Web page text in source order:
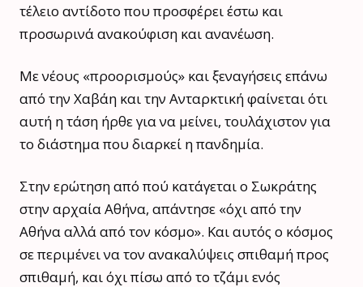
τέλειο αντίδοτο που προσφέρει έστω και
προσωρινά ανακούφιση και ανανέωση.
Με νέους «προορισμούς» και ξεναγήσεις επάνω
από την Χαβάη και την Ανταρκτική φαίνεται ότι
αυτή η τάση ήρθε για να μείνει, τουλάχιστον για
το διάστημα που διαρκεί η πανδημία.
Στην ερώτηση από πού κατάγεται ο Σωκράτης
στην αρχαία Αθήνα, απάντησε «όχι από την
Αθήνα αλλά από τον κόσμο». Και αυτός ο κόσμος
σε περιμένει να τον ανακαλύψεις σπιθαμή προς
σπιθαμή, και όχι πίσω από το τζάμι ενός